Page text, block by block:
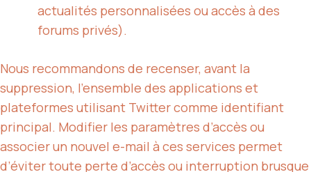
actualités personnalisées ou accès à des
forums privés).
Nous recommandons de recenser, avant la
suppression, l’ensemble des applications et
plateformes utilisant Twitter comme identifiant
principal. Modifier les paramètres d’accès ou
associer un nouvel e-mail à ces services permet
d’éviter toute perte d’accès ou interruption brusque